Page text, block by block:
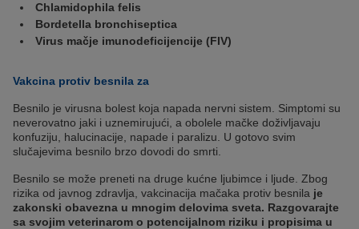
Chlamidophila felis
Bordetella bronchiseptica
Virus mačje imunodeficijencije (FIV)
Vakcina protiv besnila za
Besnilo je virusna bolest koja napada nervni sistem. Simptomi su
neverovatno jaki i uznemirujući, a obolele mačke doživljavaju
konfuziju, halucinacije, napade i paralizu. U gotovo svim
slučajevima besnilo brzo dovodi do smrti.
Besnilo se može preneti na druge kućne ljubimce i ljude. Zbog
rizika od javnog zdravlja, vakcinacija mačaka protiv besnila je
zakonski obavezna u mnogim delovima sveta. Razgovarajte
sa svojim veterinarom o potencijalnom riziku i propisima u